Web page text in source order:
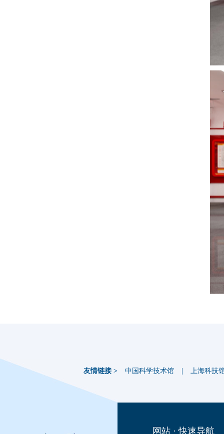
友情链接 > 中国科学技术馆 上海科技
网站 · 快速导航